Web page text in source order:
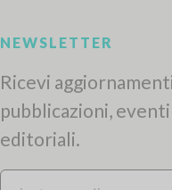
NEWSLETTER
Ricevi
pubblicazioni,
editoriali.